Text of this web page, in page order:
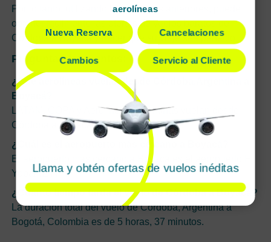
Por lo tanto, utilizando los consejos anteriores, puede
obtener fácilmente las ofertas de vuelos baratos de
Córdoba a Boyacá y hacer que su viaje sea perfecto.
Preguntas frecuentes:
¿Qué aerolíneas vuelan desde Córdoba,Argentina a
Boyacá?
LATAM, COPA y Aerolíneas Argentinas vuelan desde
Córdoba a Boyacá.
¿Cuál es el aeropuerto más cercano a Boyacá?
El aeropuerto más cercano a Boyacá es el aeropuerto El
Yopal (EYP).
¿Cuánto tiempo tarda el vuelo de Córdoba a Boyacá?
La duración total del vuelo de Córdoba, Argentina a
Bogotá, Colombia es de 5 horas, 37 minutos.
aerolíneas
Nueva Reserva Cancelaciones
Cambios Servicio al Cliente
Llama y obtén ofertas de vuelos inéditas